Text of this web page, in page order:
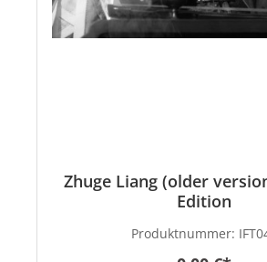
Zhuge Liang (older
Edition
Produktnummer: